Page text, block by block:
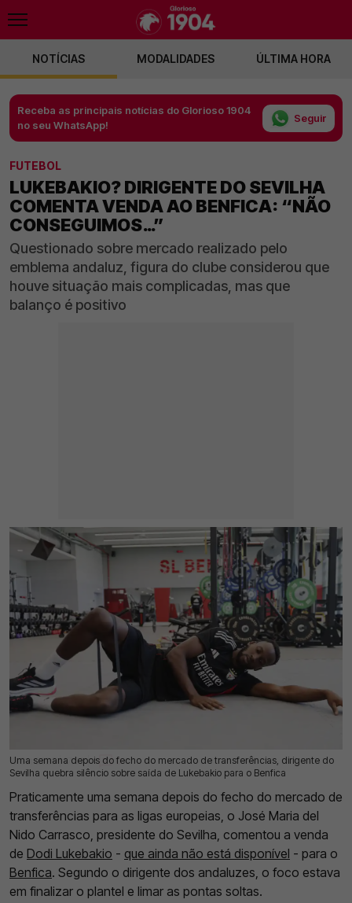
NOTÍCIAS MODALIDADES ÚLTIMA HORA
Receba as principais notícias do Glorioso 1904
no seu WhatsApp!
Seguir
FUTEBOL
LUKEBAKIO? DIRIGENTE DO SEVILHA
COMENTA VENDA AO BENFICA: “NÃO
CONSEGUIMOS…”
Questionado sobre mercado realizado pelo
emblema andaluz, figura do clube considerou que
houve situação mais complicadas, mas que
balanço é positivo
Uma semana depois do fecho do mercado de transferências, dirigente do
Sevilha quebra silêncio sobre saída de Lukebakio para o Benfica
10 Set 2025 | 17:33 | 0
Praticamente uma semana depois do fecho do mercado de
transferências para as ligas europeias, o José Maria del
Nido Carrasco, presidente do Sevilha, comentou a venda
de Dodi Lukebakio - que ainda não está disponível - para o
Benfica. Segundo o dirigente dos andaluzes, o foco estava
em finalizar o plantel e limar as pontas soltas.